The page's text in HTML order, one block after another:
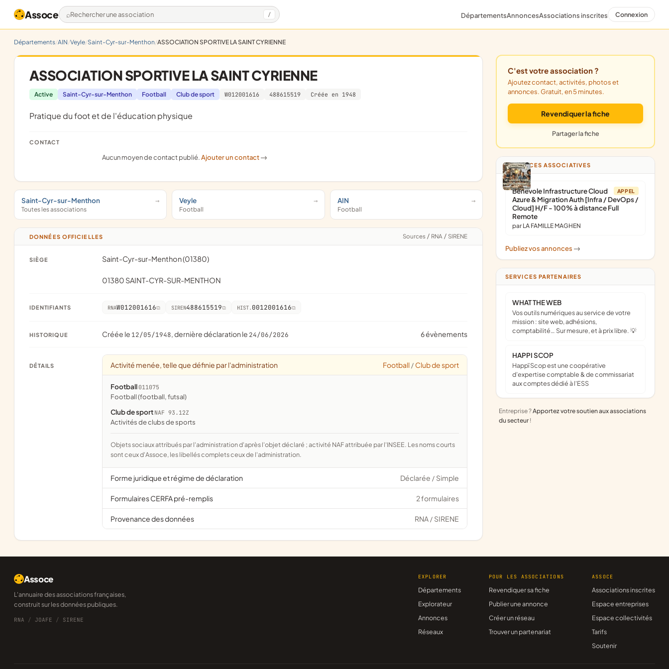
Assoce Rechercher une association / DépartementsAnnoncesAssociations inscrites Connexion
Départements AIN Veyle Saint-Cyr-sur-Menthon ASSOCIATION SPORTIVE LA SAINT CYRIENNE
ASSOCIATION SPORTIVE LA SAINT CYRIENNE
Active Saint-Cyr-sur-Menthon Football Club de sport W012001616 488615519 Créée en 1948
pratique du foot et de l'éducation physique
CONTACT
Aucun moyen de contact publié.Ajouter un contact ->
Saint-Cyr-sur-Menthon
Toutes les associations
Veyle
Football
AIN
Football
DONNÉES OFFICIELLES Sources / RNA / SIRENE
SIÈGE Saint-Cyr-sur-Menthon (01380)
01380 SAINT-CYR-SUR-MENTHON
IDENTIFIANTS RNAW012001616 SIREN488615519 HIST. 0012001616
HISTORIQUE Créée le 12/05/1948, dernière déclaration le 24/06/2026 6 évènements
DÉTAILS Activité menée, telle que définie par l'administration Football / Club de sport
Football 011075
Football (football, futsal)
Club de sport NAF 93.12Z
Activités de clubs de sports
Objets sociaux attribués par l'administration d'après l'objet déclaré ; activité NAF attribuée par l'INSEE. Les noms courts
sont ceux d'Assoce, les libellés complets ceux de l'administration.
Forme juridique et régime de déclaration Déclarée / Simple
Formulaires CERFA pré-remplis 2 formulaires
Provenance des données RNA / SIRENE
C'est votre association ?
Ajoutez contact, activités, photos et
annonces. Gratuit, en 5 minutes.
Revendiquer la fiche
Partager la fiche
ANNONCES ASSOCIATIVES
APPEL
Bénévole Infrastructure Cloud
Azure & Migration Auth [Infra / DevOps /
Cloud] H/F - 100% à distance Full
Remote
par LA FAMILLE MAGHEN
Publiez vos annonces ->
SERVICES PARTENAIRES
WHAT THE WEB
Vos outils numériques au service de votre
mission : site web, adhésions,
comptabilité… Sur mesure, et à prix libre. 💡
HAPPI SCOP
Happï Scop est une coopérative
d’expertise comptable & de commissariat
aux comptes dédié à l'ESS
Entreprise ?Apportez votre soutien aux associations
du secteur !
Assoce
L'annuaire des associations françaises,
construit sur les données publiques.
RNA / JOAFE / SIRENE
EXPLORER
Départements
Explorateur
Annonces
Réseaux
POUR LES ASSOCIATIONS
Revendiquer sa fiche
Publier une annonce
Créer un réseau
Trouver un partenariat
ASSOCE
Associations inscrites
Espace entreprises
Espace collectivités
Tarifs
Soutenir